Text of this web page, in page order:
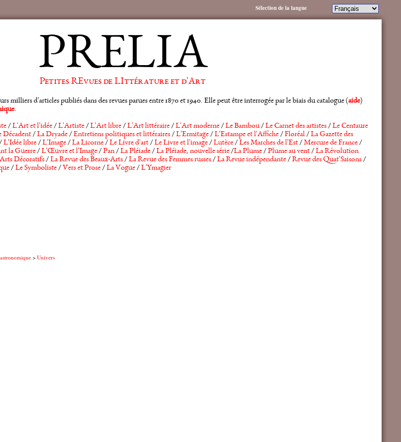
PRELIA
Petites REvues de LIttérature et d'Art
milliers d'articles publiés dans des revues parues entre 1870 et 1940. Elle peut être interrogée par le biais du catalogue (aide)
.
/L'Art et l'idée/L'Artiste/L'Art libre/L'Art littéraire/L'Art moderne/Le Bambou/Le Carnet des artistes/Le Centaure
Décadent/La Dryade/Entretiens politiques et littéraires/L'Ermitage/L'Estampe et l'Affiche/Floréal/La Gazette des
L'Idée libre/L'Image/La Licorne/Le Livre d'art/Le Livre et l'image/Lutèce/Les Marches de l'Est/Mercure de France/
la Guerre/L'Œuvre et l'Image/Pan/La Pléiade/La Pléiade, nouvelle série/La Plume/Plume au vent/La Révolution
Décoratifs/La Revue des Beaux-Arts/La Revue des Femmes russes/La Revue indépendante/Revue des Quat'Saisons/
/Le Symboliste/ Vers et Prose/La Vogue/L'Ymagier
> Univers
Sélection de la langue